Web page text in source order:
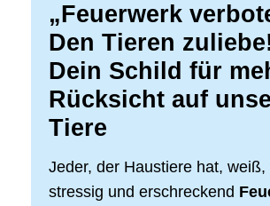
„Feuerwerk
Den Tieren
Dein Schild für
Rücksicht auf
Tiere
Jeder, der Haustiere hat, weiß,
stressig und erschreckend